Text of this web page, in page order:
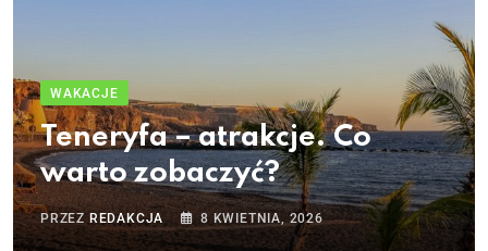
WAKACJE
Teneryfa – atrakcje. Co
warto zobaczyć?
PRZEZ REDAKCJA 8 KWIETNIA, 2026